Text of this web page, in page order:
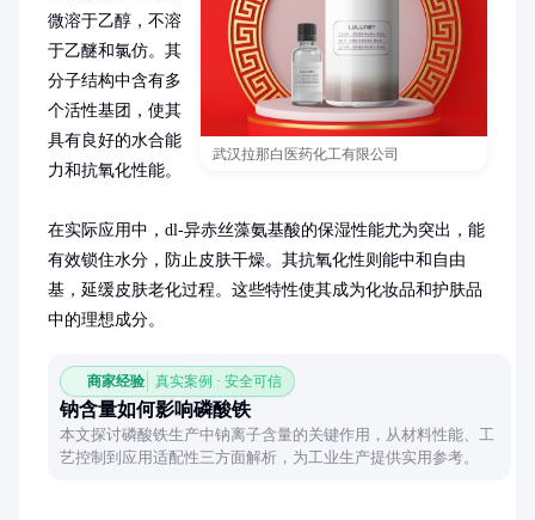
武汉拉那白医药化工有限公司
微溶于乙醇，不溶
于乙醚和氯仿。其
分子结构中含有多
个活性基团，使其
具有良好的水合能
力和抗氧化性能。
在实际应用中，dl-异赤丝藻氨基酸的保湿性能尤为突出，能
有效锁住水分，防止皮肤干燥。其抗氧化性则能中和自由
基，延缓皮肤老化过程。这些特性使其成为化妆品和护肤品
中的理想成分。
商家经验 真实案例 · 安全可信
钠含量如何影响磷酸铁
本文探讨磷酸铁生产中钠离子含量的关键作用，从材料性能、工
艺控制到应用适配性三方面解析，为工业生产提供实用参考。